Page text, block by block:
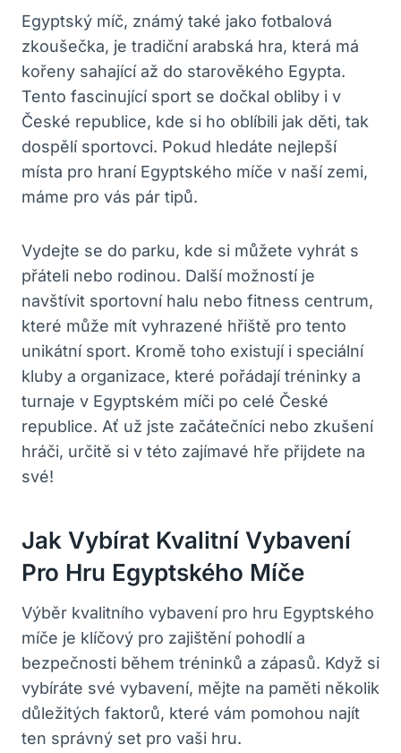
Egyptský míč, známý také jako fotbalová
zkoušečka, je tradiční arabská hra, která má
kořeny sahající až do starověkého Egypta.
Tento fascinující sport se dočkal obliby i v
České republice, kde si ho oblíbili jak děti, tak
dospělí sportovci. Pokud hledáte nejlepší
místa pro hraní Egyptského míče v naší zemi,
máme pro vás pár tipů.
Vydejte se do parku, kde si můžete vyhrát s
přáteli nebo rodinou. Další možností je
navštívit sportovní halu nebo fitness centrum,
které může mít vyhrazené hřiště pro tento
unikátní sport. Kromě toho existují i speciální
kluby a organizace, které pořádají tréninky a
turnaje v Egyptském míči po celé České
republice. Ať už jste začátečníci nebo zkušení
hráči, určitě si v této zajímavé hře přijdete na
své!
Jak Vybírat Kvalitní Vybavení
Pro Hru Egyptského Míče
Výběr kvalitního vybavení pro hru Egyptského
míče je klíčový pro zajištění pohodlí a
bezpečnosti během tréninků a zápasů. Když si
vybíráte své vybavení, mějte na paměti několik
důležitých faktorů, které vám pomohou najít
ten správný set pro vaši hru.